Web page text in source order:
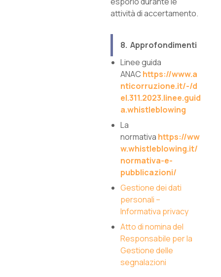
attività di accertamento.
8. Approfondimenti
Linee guida
ANAC https://www.a
nticorruzione.it/-/d
el.311.2023.linee.guid
a.whistleblowing
La
normativa https://ww
w.whistleblowing.it/
normativa-e-
pubblicazioni/
Gestione dei dati
personali –
Informativa privacy
Atto di nomina del
Responsabile per la
Gestione delle
segnalazioni